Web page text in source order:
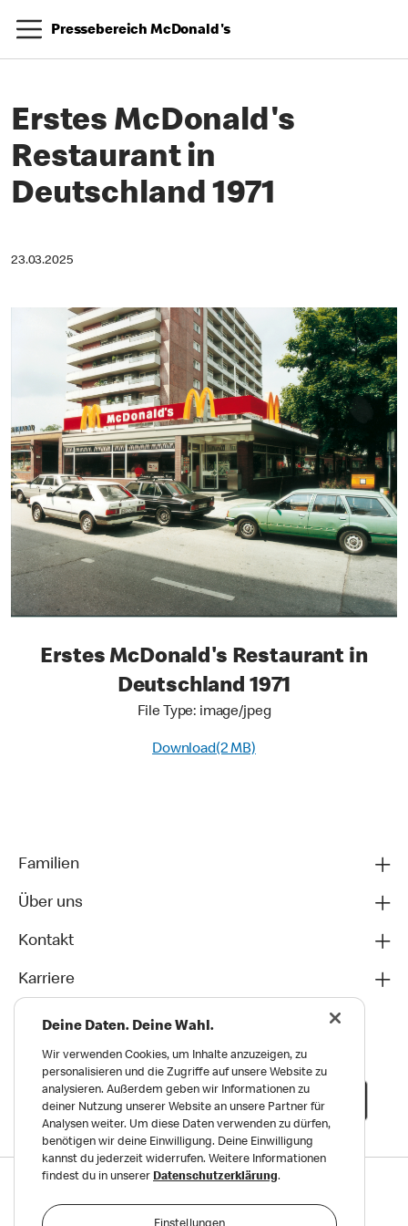
Pressebereich McDonald's
Erstes McDonald's
Restaurant in
Deutschland 1971
23.03.2025
Erstes McDonald's Restaurant in
Deutschland 1971
File Type: image/jpeg
Download(2 MB)
Familien
Über uns
Kontakt
Karriere
Datenschutz
Deine Daten. Deine Wahl.
Wir verwenden Cookies, um Inhalte anzuzeigen, zu
personalisieren und die Zugriffe auf unsere Website zu
analysieren. Außerdem geben wir Informationen zu
deiner Nutzung unserer Website an unsere Partner für
Analysen weiter. Um diese Daten verwenden zu dürfen,
benötigen wir deine Einwilligung. Deine Einwilligung
kannst du jederzeit widerrufen. Weitere Informationen
findest du in unserer Datenschutzerklärung.